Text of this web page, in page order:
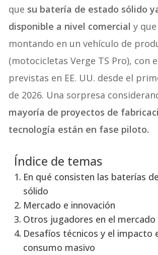
que su batería de estado sólido
disponible a nivel comercialy
montando en un vehículo de
(motocicletas Verge TS Pro), con
previstas en EE. UU. desde el
de 2026. Una sorpresa
mayoría de proyectos de
tecnología están en fase piloto.
Índice de temas
En qué consisten las baterías
sólido
Mercado e innovación
Otros jugadores en el mercado
Desafíos técnicos y el impacto
consumo masivo